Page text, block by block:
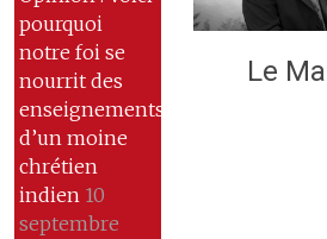
pourquoi
notre foi se
nourrit des
enseignements
d’un moine
chrétien
indien 10
septembre
Le